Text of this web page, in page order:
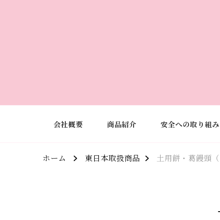
会社概要 商品紹介 安全への取り組み
ホーム 東日本取扱商品 土用餅・葛饅頭